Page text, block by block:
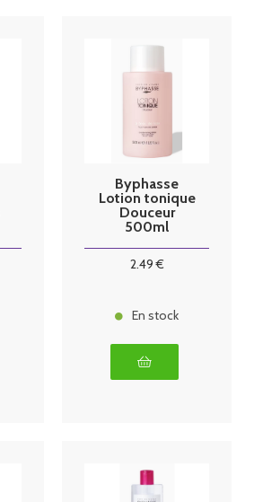
Byphasse
Lotion tonique
Douceur
500ml
2.49€
En stock